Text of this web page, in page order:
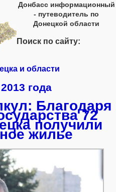
Донбасс информационный
- путеводитель по
Донецкой области
Поиск по сайту:
и области
года
Благодаря
72
получили
жилье